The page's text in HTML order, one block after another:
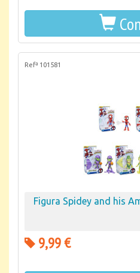
Refª 101581
Figura Spidey and his
9,99 €